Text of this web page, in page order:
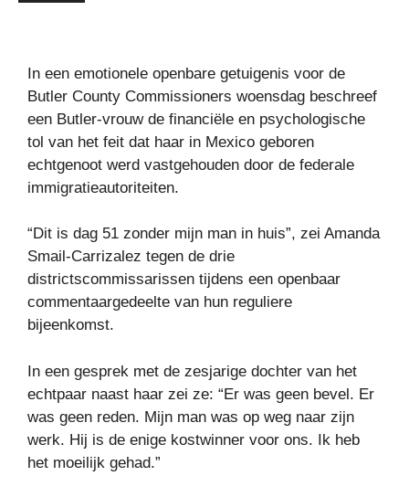
In een emotionele openbare getuigenis voor de
Butler County Commissioners woensdag beschreef
een Butler-vrouw de financiële en psychologische
tol van het feit dat haar in Mexico geboren
echtgenoot werd vastgehouden door de federale
immigratieautoriteiten.
“Dit is dag 51 zonder mijn man in huis”, zei Amanda
Smail-Carrizalez tegen de drie
districtscommissarissen tijdens een openbaar
commentaargedeelte van hun reguliere
bijeenkomst.
In een gesprek met de zesjarige dochter van het
echtpaar naast haar zei ze: “Er was geen bevel. Er
was geen reden. Mijn man was op weg naar zijn
werk. Hij is de enige kostwinner voor ons. Ik heb
het moeilijk gehad.”